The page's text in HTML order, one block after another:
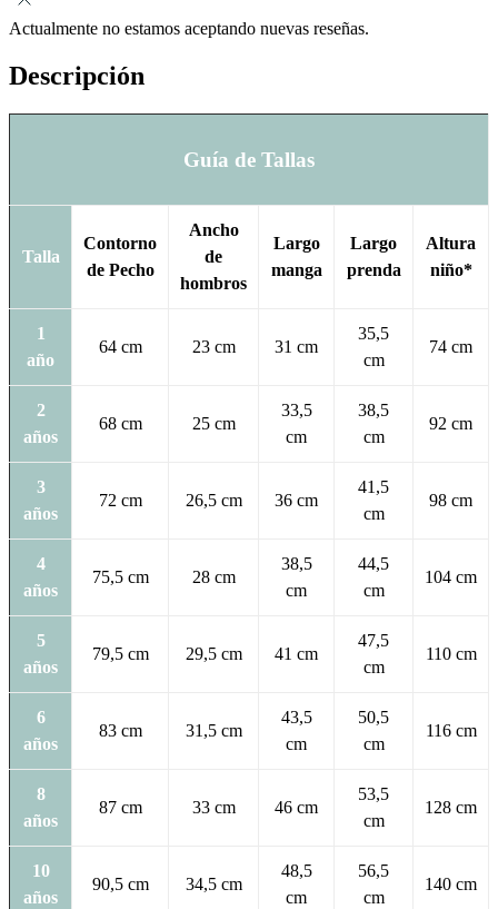
Actualmente no estamos aceptando nuevas reseñas.
Descripción
Guía de Tallas
Talla
Contorno
de Pecho
Ancho
de
hombros
Largo
manga
Largo
prenda
Altura
niño*
1
año
64 cm 23 cm 31 cm
35,5
cm
74 cm
2
años
68 cm 25 cm
33,5
cm
38,5
cm
92 cm
3
años
72 cm 26,5 cm 36 cm
41,5
cm
98 cm
4
años
75,5 cm 28 cm
38,5
cm
44,5
cm
104 cm
5
años
79,5 cm 29,5 cm 41 cm
47,5
cm
110 cm
6
años
83 cm 31,5 cm
43,5
cm
50,5
cm
116 cm
8
años
87 cm 33 cm 46 cm
53,5
cm
128 cm
10
años
90,5 cm 34,5 cm
48,5
cm
56,5
cm
140 cm